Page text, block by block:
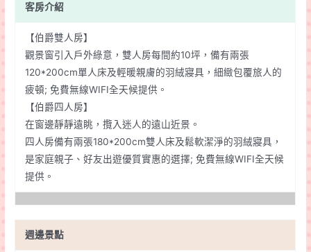
客房介紹
【伯爵雙人房】
觀景窗引入戶外綠意，雙人房每間約10坪，備有兩張
120*200cm單人床及輕暖親膚的羽絨寢具，細緻包覆旅人的
疲頓; 免費無線WIFI全天候提供。
【伯爵四人房】
在窗邊靜靜遠眺，攬入迷人的遠山近景。
四人房備有兩張180*200cm雙人床及鬆軟潔淨的羽絨寢具，
是家庭親子、好友出遊優質實惠的選擇; 免費無線WIFI全天候
提供。
週邊景點